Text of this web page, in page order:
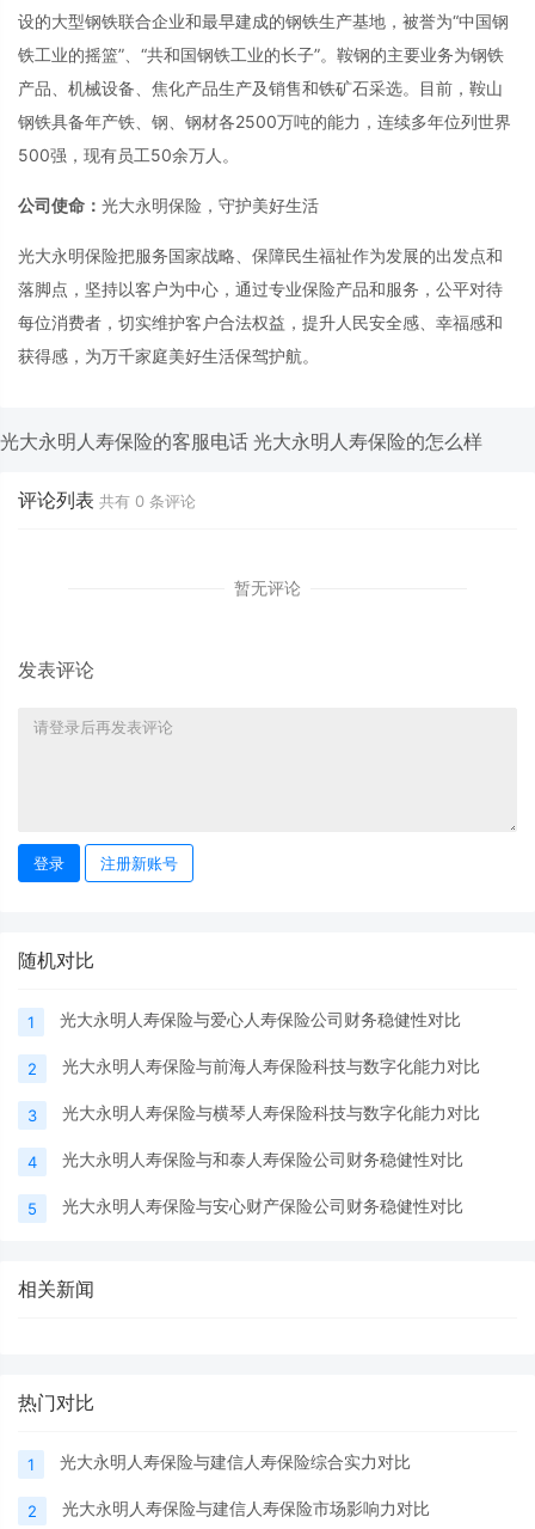
设的大型钢铁联合企业和最早建成的钢铁生产基地，被誉为“中国钢
铁工业的摇篮”、“共和国钢铁工业的长子”。鞍钢的主要业务为钢铁
产品、机械设备、焦化产品生产及销售和铁矿石采选。目前，鞍山
钢铁具备年产铁、钢、钢材各2500万吨的能力，连续多年位列世界
500强，现有员工50余万人。
公司使命： 光大永明保险，守护美好生活
光大永明保险把服务国家战略、保障民生福祉作为发展的出发点和
落脚点，坚持以客户为中心，通过专业保险产品和服务，公平对待
每位消费者，切实维护客户合法权益，提升人民安全感、幸福感和
获得感，为万千家庭美好生活保驾护航。
光大永明人寿保险的客服电话 光大永明人寿保险的怎么样
评论列表 共有 0 条评论
暂无评论
发表评论
登录 注册新账号
随机对比
1 光大永明人寿保险与爱心人寿保险公司财务稳健性对比
2 光大永明人寿保险与前海人寿保险科技与数字化能力对比
3 光大永明人寿保险与横琴人寿保险科技与数字化能力对比
4 光大永明人寿保险与和泰人寿保险公司财务稳健性对比
5 光大永明人寿保险与安心财产保险公司财务稳健性对比
相关新闻
热门对比
1 光大永明人寿保险与建信人寿保险综合实力对比
2 光大永明人寿保险与建信人寿保险市场影响力对比